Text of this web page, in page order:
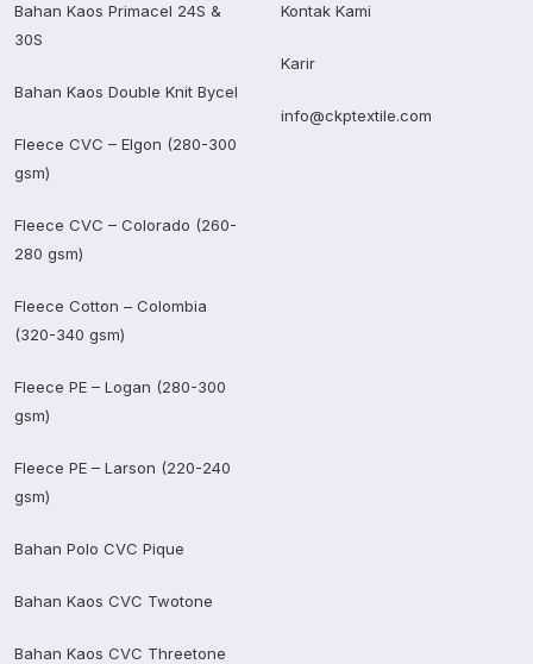
Bahan Kaos Primacel 24S &
30S
Bahan Kaos Double Knit Bycel
Fleece CVC – Elgon (280-300
gsm)
Fleece CVC – Colorado (260-
280 gsm)
Fleece Cotton – Colombia
(320-340 gsm)
Fleece PE – Logan (280-300
gsm)
Fleece PE – Larson (220-240
gsm)
Bahan Polo CVC Pique
Bahan Kaos CVC Twotone
Bahan Kaos CVC Threetone
Kontak Kami
Karir
info@ckptextile.com